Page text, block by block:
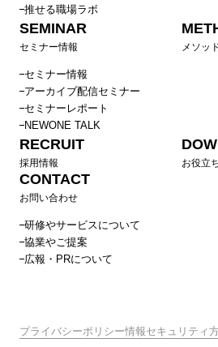
推せる職場ラボ
SEMINAR
セミナー情報
セミナー情報
アーカイブ配信セミナー
セミナーレポート
NEWONE TALK
メソッ
RECRUIT
採用情報 お役立
CONTACT
お問い合わせ
研修やサービスについて
協業やご提案
広報・PRについて
プライバシーポリシー情報セキュリティ